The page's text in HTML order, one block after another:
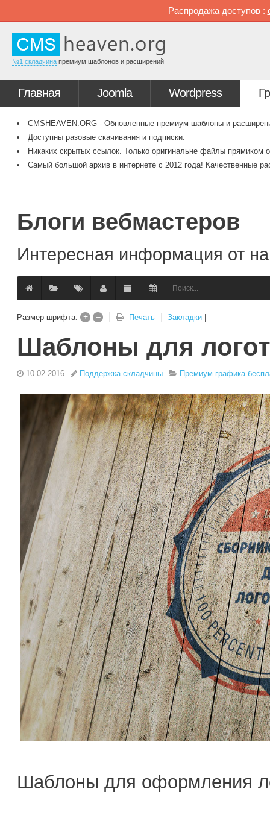
Распродажа доступов :
№1 складчина премиум шаблонов и расширений
Главная Joomla Wordpress
CMSHEAVEN.ORG - Обновленные премиум шаблоны и
Доступны разовые скачивания и подписки.
Никаких скрытых ссылок. Только оригинальне файлы прямиком
Самый большой архив в интернете с 2012 года! Качественные
Блоги вебмастеров
Интересная информация от
Размер шрифта: + – Печать Закладки |
Шаблоны для
10.02.2016 Поддержка складчины Премиум графика
Шаблоны для оформления